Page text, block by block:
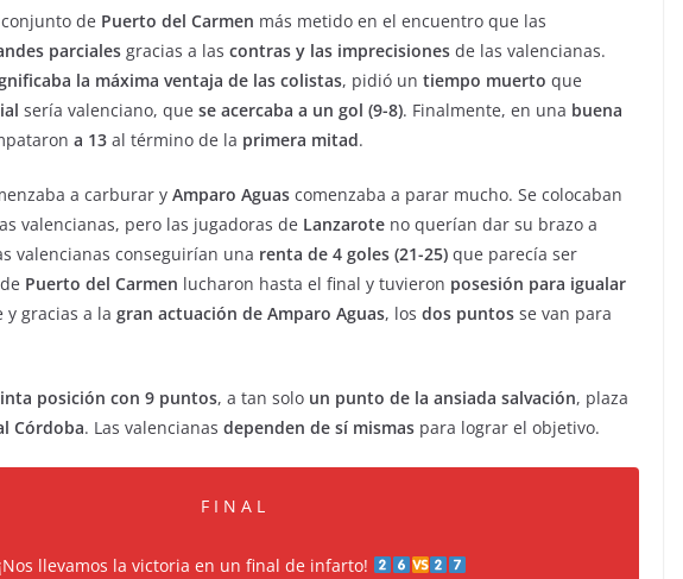
de Puerto del Carmen más metido en el encuentro que las
parciales gracias a las contras y las imprecisiones de las valencianas.
la máxima ventaja de las colistas, pidió un tiempo muerto que
sería valenciano, que se acercaba a un gol (9-8). Finalmente, en una buena
a 13 al término de la primera mitad.
a carburar y Amparo Aguas comenzaba a parar mucho. Se colocaban
valencianas, pero las jugadoras de Lanzarote no querían dar su brazo a
valencianas conseguirían una renta de 4 goles (21-25) que parecía ser
Puerto del Carmen lucharon hasta el final y tuvieron posesión para igualar
gracias a la gran actuación de Amparo Aguas, los dos puntos se van para
posición con 9 puntos, a tan solo un punto de la ansiada salvación, plaza
Córdoba. Las valencianas dependen de sí mismas para lograr el objetivo.
F I N A L
¡Nos llevamos la victoria en un final de infarto!